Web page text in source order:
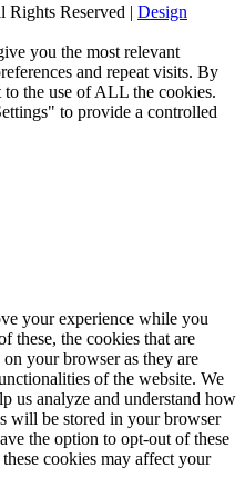
Reserved | Design
you the most relevant
and repeat visits. By
the use of ALL the cookies.
to provide a controlled
your experience while you
these, the cookies that are
on your browser as they are
of the website. We
us analyze and understand how
will be stored in your browser
the option to opt-out of these
cookies may affect your